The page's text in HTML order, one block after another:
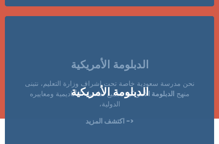
الدبلومة الأمريكية
الدبلومة الأمريكية
نحن مدرسة سعودية خاصة تحت إشراف وزارة التعليم، نتبنى
منهج الدبلومة الأمريكيةبجميع تفاصيله الأكاديمية ومعاييره
الدولية،
<- اكتشف المزيد